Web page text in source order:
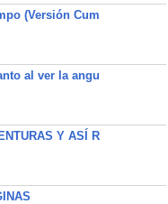
(Versión Cum
al ver la angu
Y ASÍ R